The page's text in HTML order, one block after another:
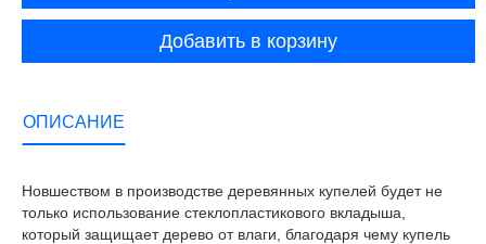
Добавить в корзину
ОПИСАНИЕ
Новшеством в производстве деревянных купелей будет не
только использование стеклопластикового вкладыша,
который защищает дерево от влаги, благодаря чему купель